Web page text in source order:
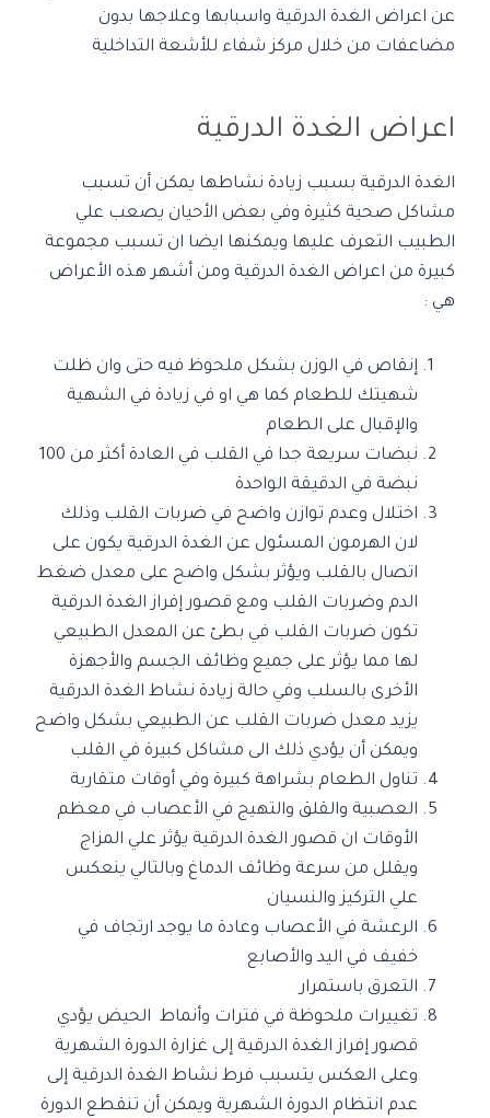
عن اعراض الغدة الدرقية واسبابها وعلاجها بدون
مضاعفات من خلال مركز شفاء للأشعة التداخلية
اعراض الغدة الدرقية
الغدة الدرقية بسبب زيادة نشاطها يمكن أن تسبب
مشاكل صحية كثيرة وفي بعض الأحيان يصعب علي
الطبيب التعرف عليها ويمكنها ايضا ان تسبب مجموعة
كبيرة من اعراض الغدة الدرقية ومن أشهر هذه الأعراض
هي :
إنقاص في الوزن بشكل ملحوظ فيه حتى وان ظلت
شهيتك للطعام كما هي او في زيادة في الشهية
والإقبال على الطعام
نبضات سريعة جدا في القلب في العادة أكثر من 100
نبضة في الدقيقة الواحدة
اختلال وعدم توازن واضح في ضربات القلب وذلك
لان الهرمون المسئول عن الغدة الدرقية يكون على
اتصال بالقلب ويؤثر بشكل واضح على معدل ضغط
الدم وضربات القلب ومع قصور إفراز الغدة الدرقية
تكون ضربات القلب في بطئ عن المعدل الطبيعي
لها مما يؤثر على جميع وظائف الجسم والأجهزة
الأخرى بالسلب وفي حالة زيادة نشاط الغدة الدرقية
يزيد معدل ضربات القلب عن الطبيعي بشكل واضح
ويمكن أن يؤدي ذلك الى مشاكل كبيرة في القلب
تناول الطعام بشراهة كبيرة وفي أوقات متقاربة
العصبية والقلق والتهيج في الأعصاب في معظم
الأوقات ان قصور الغدة الدرقية يؤثر علي المزاج
ويقلل من سرعة وظائف الدماغ وبالتالي ينعكس
علي التركيز والنسيان
الرعشة في الأعصاب وعادة ما يوجد ارتجاف في
خفيف في اليد والأصابع
التعرق باستمرار
تغييرات ملحوظة في فترات وأنماط الحيض يؤدي
قصور إفراز الغدة الدرقية إلى غزارة الدورة الشهرية
وعلى العكس يتسبب فرط نشاط الغدة الدرقية إلى
عدم انتظام الدورة الشهرية ويمكن أن تنقطع الدورة